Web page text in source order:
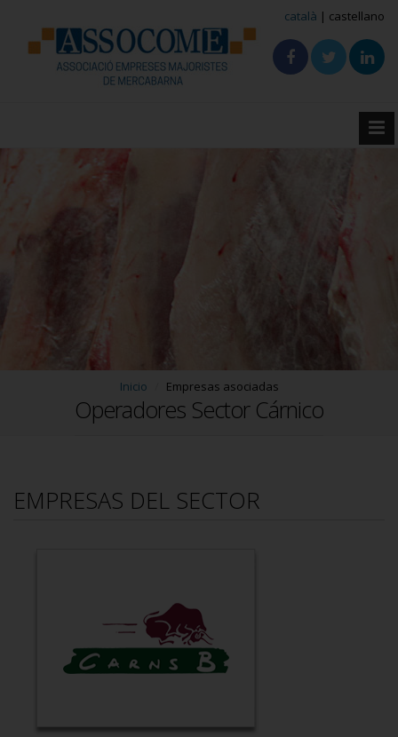
català | castellano
Inicio Empresas asociadas
Operadores Sector Cárnico
EMPRESAS DEL SECTOR